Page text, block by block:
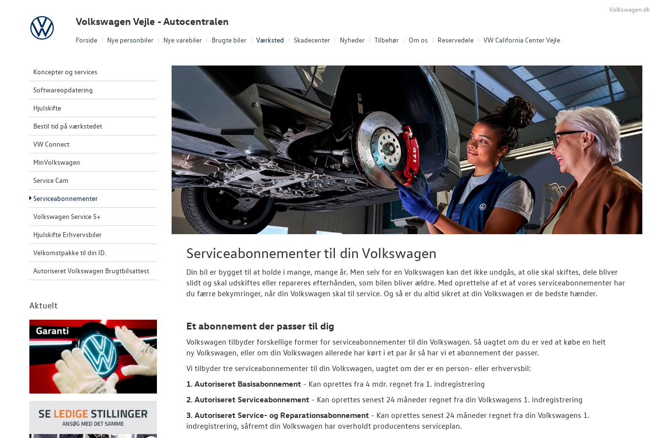
Forside Nye personbiler Nye varebiler Brugte biler Værksted Skadecenter Nyheder Tilbehør Om os Reservedele VW California Center Vejle
Volkswagen Volkswagen Vejle - Autocentralen
Volkswagen.dk
Koncepter og services
Softwareopdatering
Hjulskifte
Bestil tid på værkstedet
VW Connect
MinVolkswagen
Service Cam
Serviceabonnementer
Volkswagen Service 5+
Hjulskifte Erhvervsbiler
Velkomstpakke til din ID.
Autoriseret Volkswagen Brugtbilsattest
Aktuelt
Serviceabonnementer til din Volkswagen
Din bil er bygget til at holde i mange, mange år. Men selv for en Volkswagen kan det ikke undgås, at olie skal skiftes, dele bliver
slidt og skal udskiftes eller repareres efterhånden, som bilen bliver ældre. Med oprettelse af et af vores serviceabonnementer har
du færre bekymringer, når din Volkswagen skal til service. Og så er du altid sikret at din Volkswagen er de bedste hænder.
Et abonnement der passer til dig
Volkswagen tilbyder forskellige former for serviceabonnementer til din Volkswagen. Så uagtet om du er ved at købe en helt
ny Volkswagen, eller om din Volkswagen allerede har kørt i et par år så har vi et abonnement der passer.
Vi tilbyder tre serviceabonnementer til din Volkswagen, uagtet om der er en person- eller erhvervsbil:
1. Autoriseret Basisabonnement - Kan oprettes fra 4 mdr. regnet fra 1. indregistrering
2. Autoriseret Serviceabonnement - Kan oprettes senest 24 måneder regnet fra din Volkswagens 1. indregistrering
3. Autoriseret Service- og Reparationsabonnement - Kan oprettes senest 24 måneder regnet fra din Volkswagens 1.
indregistrering, såfremt din Volkswagen har overholdt producentens serviceplan.